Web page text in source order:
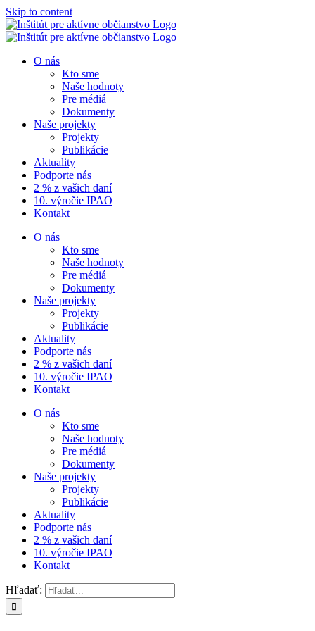
Skip to content
O nás
Kto sme
Naše hodnoty
Pre médiá
Dokumenty
Naše projekty
Projekty
Publikácie
Aktuality
Podporte nás
2 % z vašich daní
10. výročie IPAO
Kontakt
O nás
Kto sme
Naše hodnoty
Pre médiá
Dokumenty
Naše projekty
Projekty
Publikácie
Aktuality
Podporte nás
2 % z vašich daní
10. výročie IPAO
Kontakt
O nás
Kto sme
Naše hodnoty
Pre médiá
Dokumenty
Naše projekty
Projekty
Publikácie
Aktuality
Podporte nás
2 % z vašich daní
10. výročie IPAO
Kontakt
Hľadať: